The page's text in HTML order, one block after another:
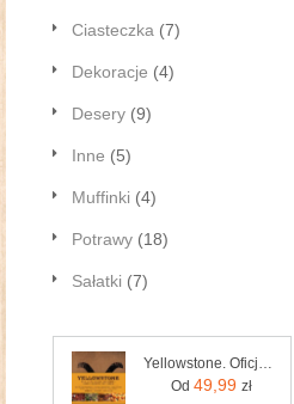
Ciasteczka (7)
Dekoracje (4)
Desery (9)
Inne (5)
Muffinki (4)
Potrawy (18)
Sałatki (7)
Od 49,99 zł